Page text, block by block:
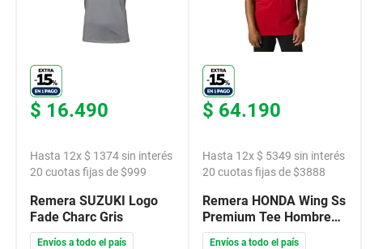
$ 16.490
Hasta 12x $ 1374sin interés
20 cuotas fijas de $999
Remera SUZUKI Logo
Fade Charc Gris
Envíos a todo el país
$ 64.190
Hasta 12x $ 5349 sin interés
20 cuotas fijas de $3888
Remera HONDA Wing Ss
Premium Tee Hombre
Roja
Envíos a todo el país